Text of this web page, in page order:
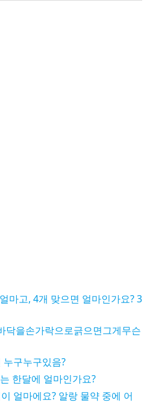
마고, 4개 맞으면 얼마인가요? 3
닥을손가락으로긁으면그게무슨
구누구있음?
한달에 얼마인가요?
얼마에요? 알랑 물약 중에 어